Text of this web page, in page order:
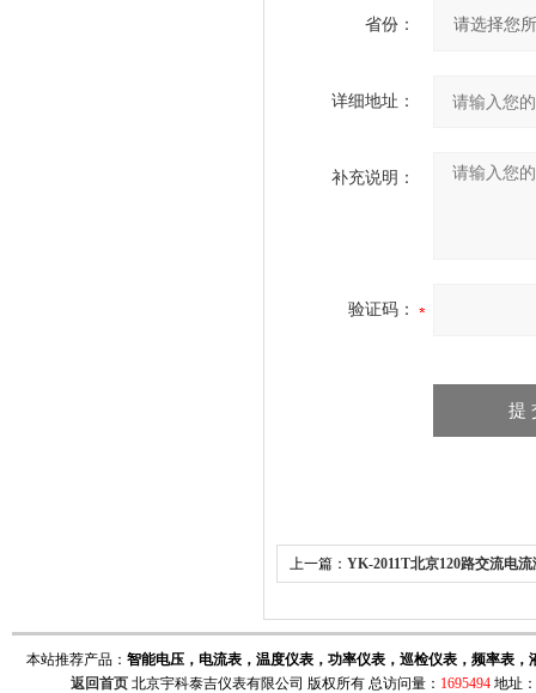
省份：
详细地址：
补充说明：
验证码：
上一篇： YK-2011T北京120路交流电
本站推荐产品： 智能电压，电流表，温度仪表，功率仪表，巡检仪表，频率表
返回首页 北京宇科泰吉仪表有限公司 版权所有 总访问量： 1695494 地址